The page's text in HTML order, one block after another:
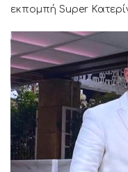
εκπομπή Super